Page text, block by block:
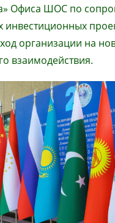
Офиса ШОС по
инвестиционных
организации на
взаимодействия.